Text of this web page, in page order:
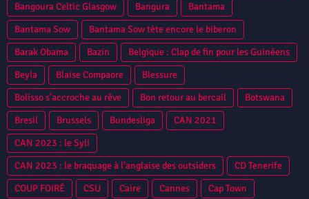
Bangoura Celtic Glasgow
Bangura
Bantama
Bantama Sow
Bantama Sow tète encore le biberon
Barak Obama
Bazin
Belgique : Clap de fin pour les Guinéens
Beyla
Blaise Compaore
Blessure
Bolisso s'accroche au rêve
Bon retour au bercail
Botswana
Bresil
Brussels Bundesliga
CAN 2021
CAN 2023 : le Syli
CAN 2023 : le braquage à l’anglaise des outsiders
CD Tenerife
COUP FOIRÉ
CSU Caire Cannes
Cap Town